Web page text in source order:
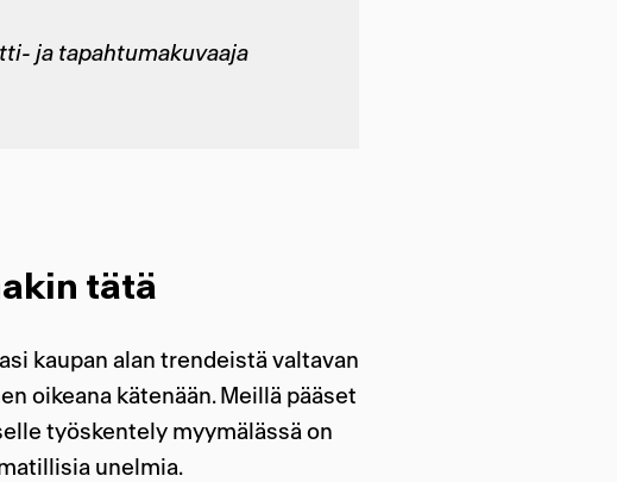
ja tapahtumakuvaaja
tätä
kaupan alan trendeistä valtavan
oikeana kätenään. Meillä pääset
työskentely myymälässä on
unelmia.